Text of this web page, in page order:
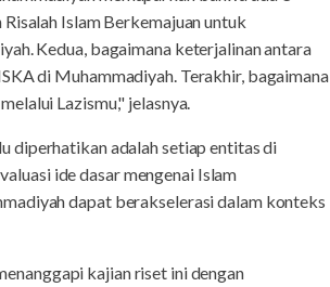
Islam Berkemajuan untuk
Kedua, bagaimana keterjalinan antara
di Muhammadiyah. Terakhir, bagaimana
Lazismu," jelasnya.
diperhatikan adalah setiap entitas di
ide dasar mengenai Islam
dapat berakselerasi dalam konteks
kajian riset ini dengan